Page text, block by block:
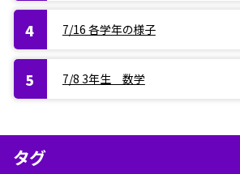
7/16 各学年の様子
7/8 3年生 数学
タグ